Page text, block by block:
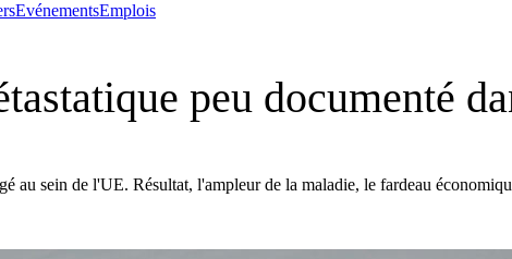
EvénementsEmplois
peu documenté
au sein de l'UE. Résultat, l'ampleur de la maladie, le fardeau